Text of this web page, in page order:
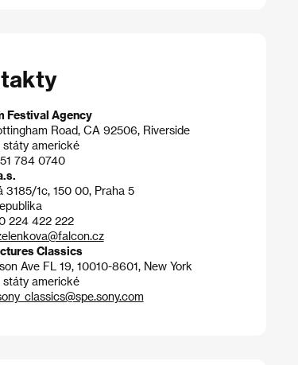
Festival Agency
Road, CA 92506, Riverside
státy americké
784 0740
3185/1c, 150 00, Praha 5
224 422 222
Classics
Ave FL 19, 10010-8601, New York
státy americké